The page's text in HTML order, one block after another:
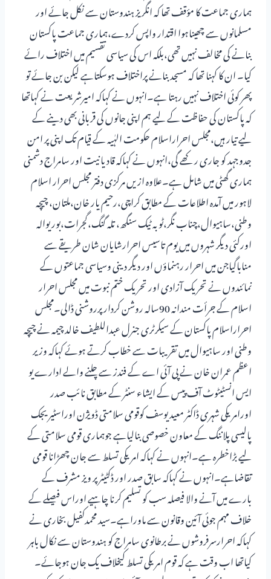
ہماری جماعت کا مؤقف تھا کہ انگریز ہندوستان سے نکل جائے اور
مسلمانوں سے چھیناہوا اقتدار واپس کردے،ہماری جماعت پاکستان
بنانے کی مخالف نہیں تھی،بلکہ اس کی سیاسی تقسیم میں اختلاف رائے
کیا۔ ان کا کہنا تھا کہ مسجد بنانے پراختلاف ہوسکتاہے لیکن بن جائے تو
پھر کوئی اختلاف نہیں رہتا ہے۔انہوں نے کہاکہ امیرشریعت نے کہاتھا
کہ پاکستان کی حفاظت کے لیے ہم اپنی جانوں کی قربانی بھی دینے کے
لیے تیار ہیں،مجلس احراراسلام حکومت الہٰیہ کے قیام تک اپنی پر امن
جدوجہد کو جاری رکھے گی،انہوں نے کہاکہ قادیانیت اور سامراج دشمنی
ہماری گھٹی میں شامل ہے۔علاوہ ازیں مرکزی دفتر مجلس احرار اسلام
لاہور میں آمدہ اطلاعات کے مطابق کراچی،رحیم یار خان،ملتان، چیچہ
وطنی،ساہیوال،چناب نگر،ٹوبہ ٹیک سنگھ، تلہ گنگ،گجرات،بوریوالہ
اورکئی دیگر شہروں میں یوم تاسیس احرارشایان شان طریقے سے
مناباگیاجن میں احرار رہنماؤں اور دیگر دینی وسیاسی جماعتوں کے
نمائندوں نے تحریک آزادی اور تحریک ختم نبوت میں مجلس احرار
اسلام کے جرأت مندانہ 90سالہ روشن کردار پرروشنی ڈالی۔مجلس
احراراسلام پاکستان کے سیکرٹری جنرل عبداللطیف خالد چیمہ نے چیچہ
وطنی اور ساہیوال میں تقریبات سے خطاب کرتے ہوئے کہاکہ وزیر
اعظم عمران خان نے پی آئی اے کے فندز سے چلنے والے ادارے یو
ایس انسٹیٹوٹ آف پیس کے ایشاء سنٹر کے مطابق نائب صدر
اورامریکی شہری ڈاکٹر معید یوسف کوقومی سلامتی ڈویژن اوراسٹیریجک
پالیسی پلاننگ کے معاون خصوصی بنالیاہے جوہماری قومی سلامتی کے
لیے بڑاخطرہ ہے۔انہوں نے کہاکہ امریکی تسلط سے جان چھڑانا قومی
تقاضاہے۔انہوں نے کہاکہ سابق صدر اور ڈکٹیٹر پر ویز مشرف کے
بارے میں آنے والا فیصلہ سب کو تسلیم کرنا چاہیے اوراس فیصلے کے
خلاف مہم جوئی آئین وقانون سے ماوراہے۔سید محمدکفیل بخاری نے
کہاکہ احرارسرفروشوں نے برطانوی سامراج کو ہندوستان سے نکال باہر
کیاتھا اب وقت ہے کہ قوم امریکی تسلط کیخلاف یک جان ہوجائے۔